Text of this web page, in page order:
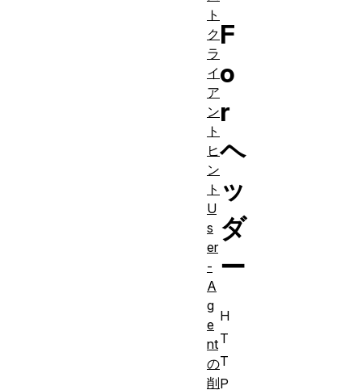
F
o
r
ヘ
ッ
ダ
ー
H
T
T
P
ト
ク
ラ
イ
ア
ン
ト
ヒ
ン
ト
U
s
er
-
A
g
e
nt
の
削